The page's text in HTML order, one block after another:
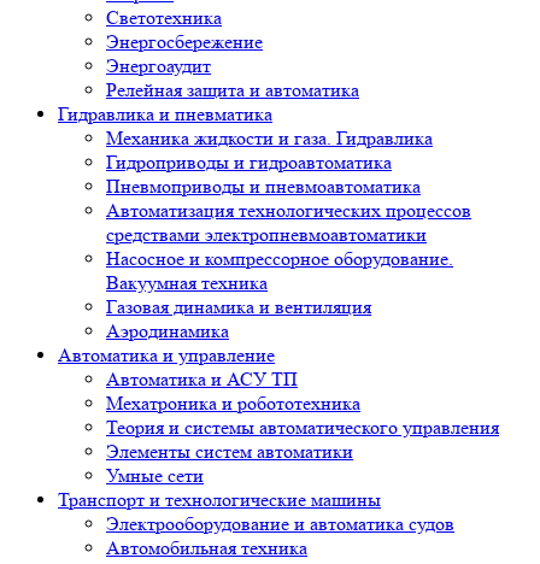
Светотехника
Энергосбережение
Энергоаудит
Релейная защита и автоматика
Гидравлика и пневматика
Механика жидкости и газа. Гидравлика
Гидроприводы и гидроавтоматика
Пневмоприводы и пневмоавтоматика
Автоматизация технологических процессов
средствами электропневмоавтоматики
Насосное и компрессорное оборудование.
Вакуумная техника
Газовая динамика и вентиляция
Аэродинамика
Автоматика и управление
Автоматика и АСУ ТП
Мехатроника и робототехника
Теория и системы автоматического управления
Элементы систем автоматики
Умные сети
Транспорт и технологические машины
Электрооборудование и автоматика судов
Автомобильная техника